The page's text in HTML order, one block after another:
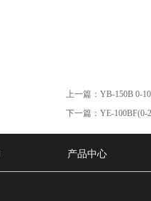
上一篇： YB-150B 0-
下一篇： YE-
产品中心